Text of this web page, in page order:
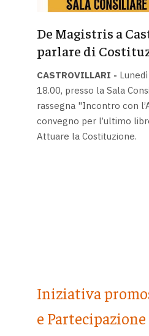
De Magistris a
parlare di
CASTROVILLARI -
18.00, presso la Sala
rassegna "Incontro con
convegno per l’ultimo
Attuare la Costituzione.
Iniziativa
e